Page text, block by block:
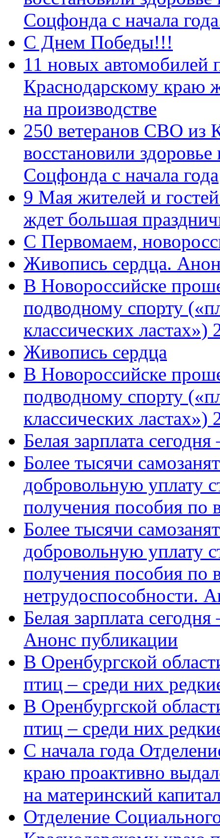
Соцфонда с начала
С Днем Победы!!!
11 новых автомобилей
Краснодарскому краю
на производстве
250 ветеранов СВО из
восстановили
Соцфонда с начала года
9 Мая жителей и
ждет большая
C Первомаем,
Живопись сердца.
В Новороссийске
подводному спорту
классических
Живопись сердца
В Новороссийске
подводному спорту
классических ластах»)
Белая зарплата
Более тысячи
добровольную уплату
получения пособия по
Более тысячи
добровольную уплату
получения пособия по
нетрудоспособности.
Белая зарплата
Анонс публикации
В Оренбургской
птиц – среди них
В Оренбургской
птиц – среди них
С начала года
краю проактивно
на материнский
Отделение